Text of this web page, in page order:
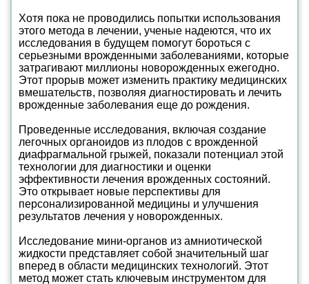
Хотя пока не проводились попытки использования
этого метода в лечении, ученые надеются, что их
исследования в будущем помогут бороться с
серьезными врожденными заболеваниями, которые
затрагивают миллионы новорожденных ежегодно.
Этот прорыв может изменить практику медицинских
вмешательств, позволяя диагностировать и лечить
врожденные заболевания еще до рождения.
Проведенные исследования, включая создание
легочных органоидов из плодов с врожденной
диафрагмальной грыжей, показали потенциал этой
технологии для диагностики и оценки
эффективности лечения врожденных состояний.
Это открывает новые перспективы для
персонализированной медицины и улучшения
результатов лечения у новорожденных.
Исследование мини-органов из амниотической
жидкости представляет собой значительный шаг
вперед в области медицинских технологий. Этот
метод может стать ключевым инструментом для